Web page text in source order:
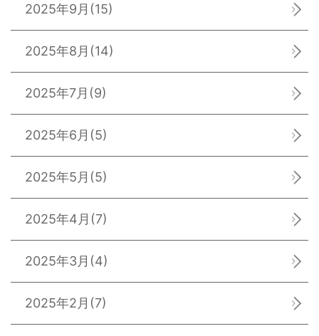
2025年9月 (15)
2025年8月 (14)
2025年7月 (9)
2025年6月 (5)
2025年5月 (5)
2025年4月 (7)
2025年3月 (4)
2025年2月 (7)